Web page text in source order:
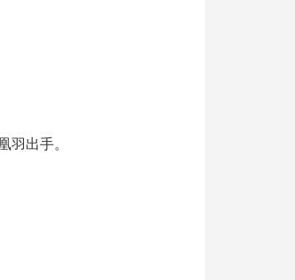
出手。